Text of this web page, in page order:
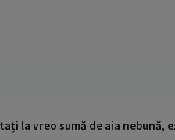
la vreo sumă de aia nebună,